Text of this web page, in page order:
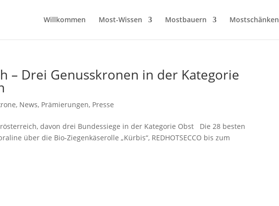
Willkommen Most-Wissen Mostbauern Mostschänken
– Drei Genusskronen in der Kategorie
, News, Prämierungen, Presse
davon drei Bundessiege in der Kategorie Obst Die 28 besten
über die Bio-Ziegenkäserolle „Kürbis“, REDHOTSECCO bis zum